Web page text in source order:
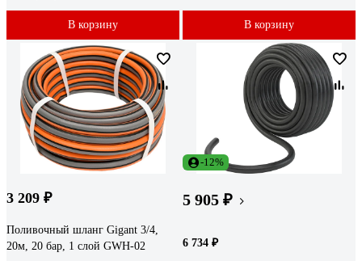
В корзину В корзину
3 209 ₽
Поливочный шланг Gigant 3/4,
20м, 20 бар, 1 слой GWH-02
-12%
5 905 ₽
6 734 ₽